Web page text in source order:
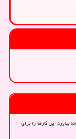
بیاورد این کارها را برای